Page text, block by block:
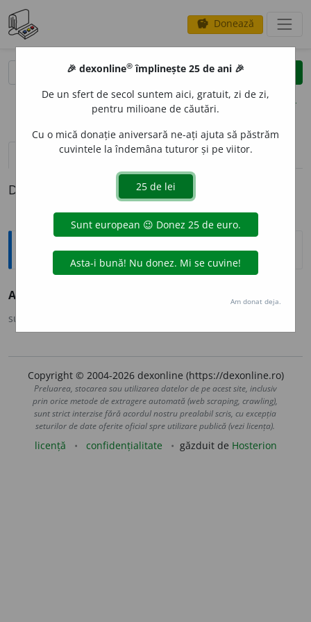
savings Donează
clear
opțiuni
definiții (1) pronunțievolume_up (6)
Definiția cu ID-ul 69455:
Antonime
Alcoolic
sursa:
Copyright © 2004-2026 dexonline (https://dexonline.ro)
Preluarea, stocarea sau utilizarea datelor de pe acest site, inclusiv
prin orice metode de extragere automată (web scraping, crawling),
sunt strict interzise fără acordul nostru prealabil scris, cu excepția
seturilor de date oferite oficial spre utilizare publică (vezi licența).
licență confidențialitate găzduit de Hosterion
🎉 dexonline® împlinește 25 de ani 🎉
De un sfert de secol suntem aici, gratuit, zi de zi,
pentru milioane de căutări.
Cu o mică donație aniversară ne-ați ajuta să păstrăm
cuvintele la îndemâna tuturor și pe viitor.
Am donat deja.